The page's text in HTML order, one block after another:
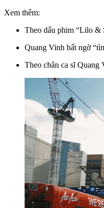
Xem thêm:
Theo dấu phim “Lilo &
Quang Vinh bất ngờ
Theo chân ca sĩ Quang